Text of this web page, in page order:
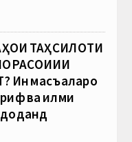
ТАҲСИЛОТИ
Ин масъаларо
ва илми